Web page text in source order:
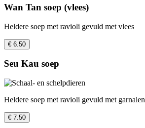
Wan Tan soep (vlees)
Heldere soep met ravioli gevuld met vlees
€ 6.50
Seu Kau soep
Heldere soep met ravioli gevuld met garnalen
€ 7.50